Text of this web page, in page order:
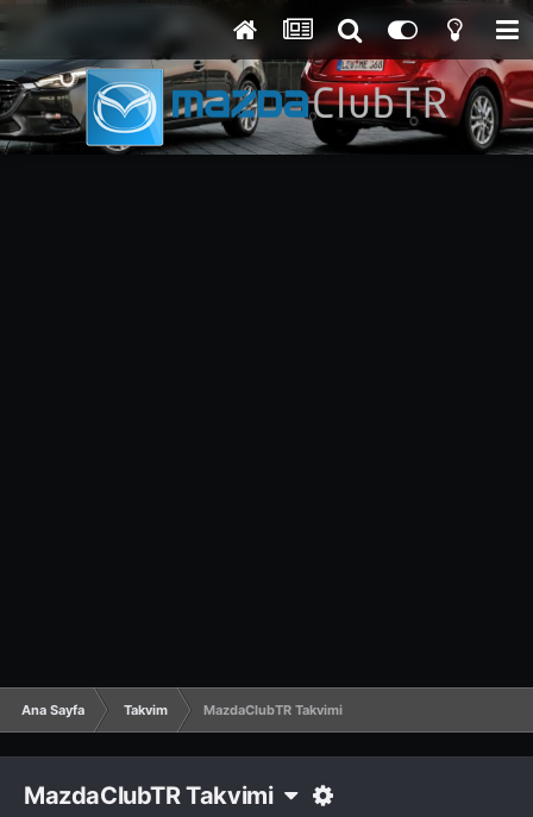
Ana Sayfa Takvim MazdaClubTR Takvimi
MazdaClubTR Takvimi